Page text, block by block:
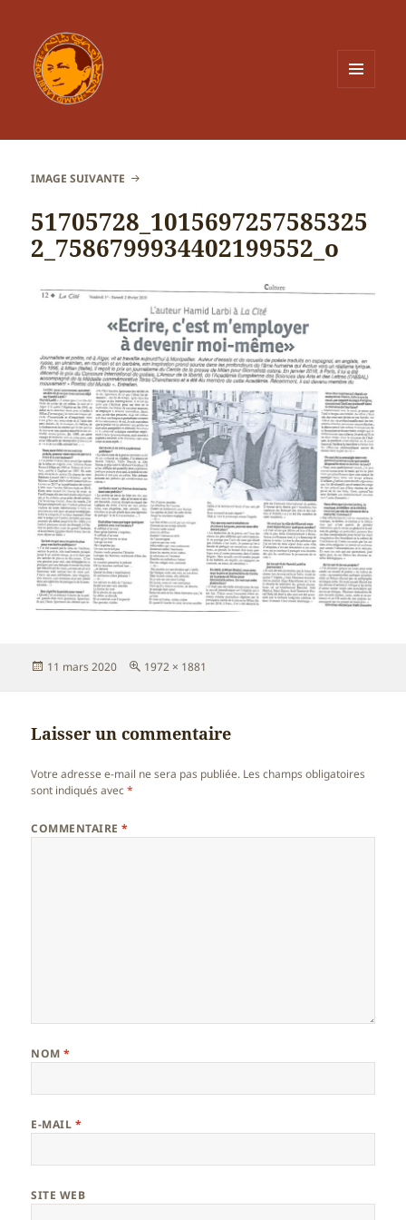
IMAGE SUIVANTE
51705728_1015697257585325
2_7586799934402199552_o
Publié
11 mars 2020
Taille
1972 × 1881
Laisser un commentaire
Votre adresse e-mail ne sera pas publiée. Les champs obligatoires
sont indiqués avec*
COMMENTAIRE*
NOM*
E-MAIL *
SITE WEB